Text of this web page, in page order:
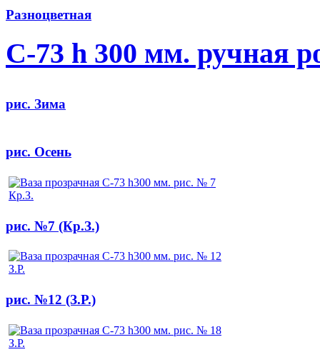
Разноцветная
С-73 h 300 мм. ручная
рис. Зима
рис. Осень
рис. №7 (Кр.З.)
рис. №12 (З.Р.)